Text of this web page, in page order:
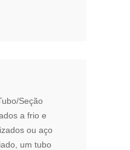
Seção
a frio e
ou aço
um tubo